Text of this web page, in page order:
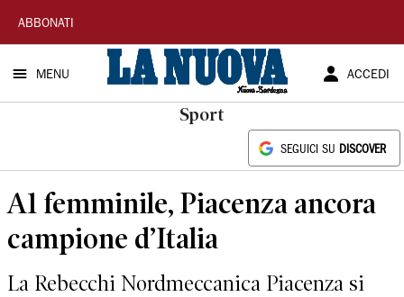
La
Nuova
Sardegna
ABBONATI
MENU ACCEDI
Sport
SEGUICI SU DISCOVER
A1 femminile, Piacenza ancora
campione d’Italia
La Rebecchi Nordmeccanica Piacenza si